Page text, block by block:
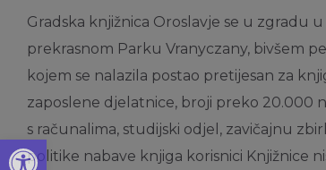
Open toolbar
Gradska knjižnica Oroslavje se u zgradu
prekrasnom Parku Vranyczany, bivšem
kojem se nalazila postao pretijesan za
zaposlene djelatnice, broji preko 20.000
s računalima, studijski odjel, zavičajnu
politike nabave knjiga korisnici Knjižnice